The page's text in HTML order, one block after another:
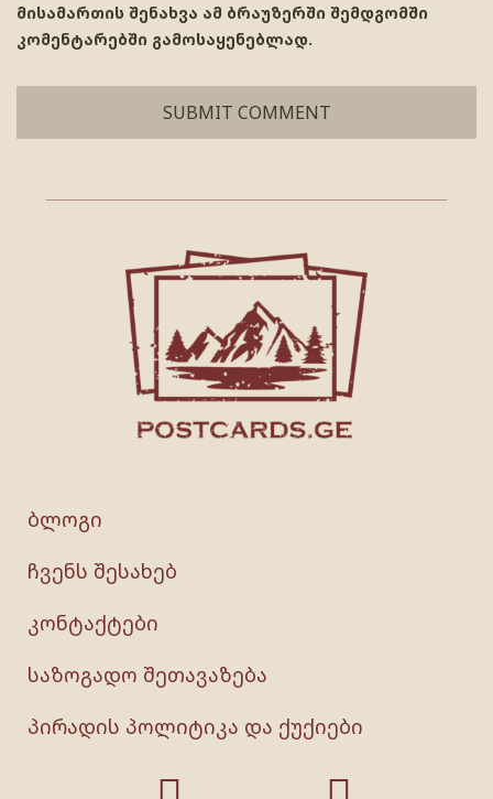
მისამართის შენახვა ამ ბრაუზერში შემდგომში
კომენტარებში გამოსაყენებლად.
ბლოგი
ჩვენს შესახებ
კონტაქტები
საზოგადო შეთავაზება
პირადის პოლიტიკა და ქუქიები